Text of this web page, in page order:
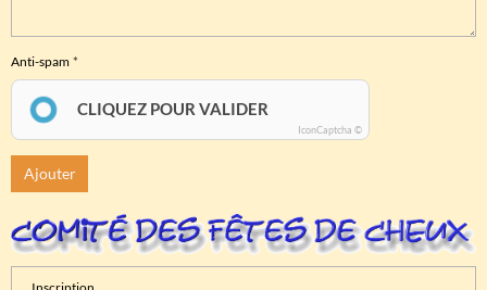
Anti-spam
CLIQUEZ POUR VALIDER
IconCaptcha ©
Ajouter